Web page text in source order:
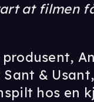
at filmen
&
hos en